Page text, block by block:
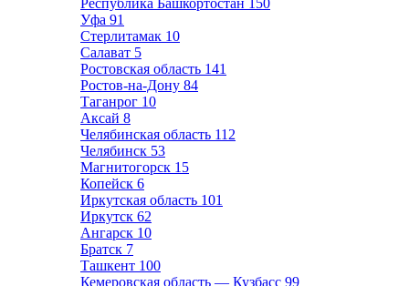
Республика Башкортостан 150
Уфа 91
Стерлитамак 10
Салават 5
Ростовская область 141
Ростов-на-Дону 84
Таганрог 10
Аксай 8
Челябинская область 112
Челябинск 53
Магнитогорск 15
Копейск 6
Иркутская область 101
Иркутск 62
Ангарск 10
Братск 7
Ташкент 100
Кемеровская область — Кузбасс 99